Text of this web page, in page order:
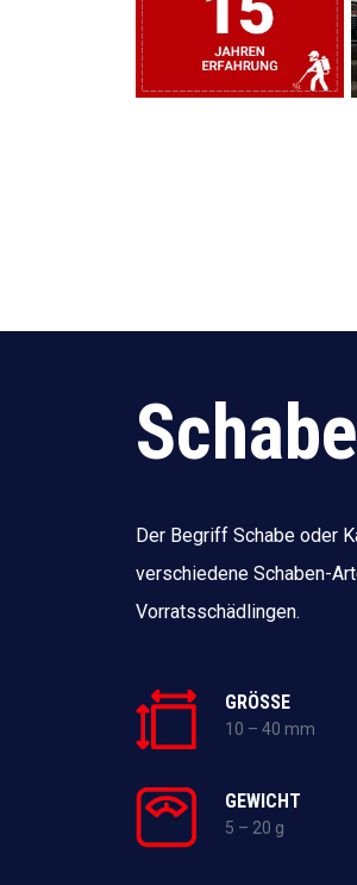
Der Begriff Schabe oder
verschiedene Schaben-
Vorratsschädlingen.
GRÖSSE
10 – 40 mm
GEWICHT
5 – 20 g